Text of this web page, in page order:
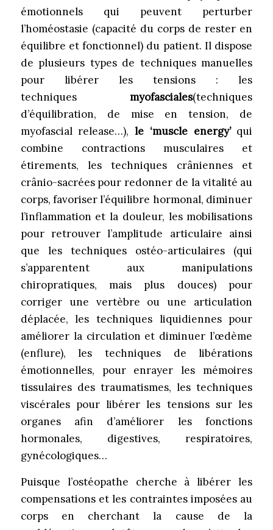
émotionnels qui peuvent perturber
l’homéostasie (capacité du corps de rester en
équilibre et fonctionnel) du patient. Il dispose
de plusieurs types de techniques manuelles
pour libérer les tensions : les
techniquesmyofasciales(techniques
d’équilibration, de mise en tension, de
myofascial release…),le ‘muscle energy’qui
combine contractions musculaires et
étirements, les techniques crâniennes et
crânio-sacrées pour redonner de la vitalité au
corps, favoriser l’équilibre hormonal, diminuer
l’inflammation et la douleur, les mobilisations
pour retrouver l’amplitude articulaire ainsi
que les techniques ostéo-articulaires (qui
s’apparentent aux manipulations
chiropratiques, mais plus douces) pour
corriger une vertèbre ou une articulation
déplacée, les techniques liquidiennes pour
améliorer la circulation et diminuer l’œdème
(enflure), les techniques de libérations
émotionnelles, pour enrayer les mémoires
tissulaires des traumatismes, les techniques
viscérales pour libérer les tensions sur les
organes afin d’améliorer les fonctions
hormonales, digestives, respiratoires,
gynécologiques…
Puisque l’ostéopathe cherche à libérer les
compensations et les contraintes imposées au
corps en cherchant la cause de la